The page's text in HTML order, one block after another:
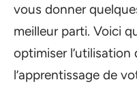
vous donner
meilleur parti. Voici
optimiser
l’apprentissage de